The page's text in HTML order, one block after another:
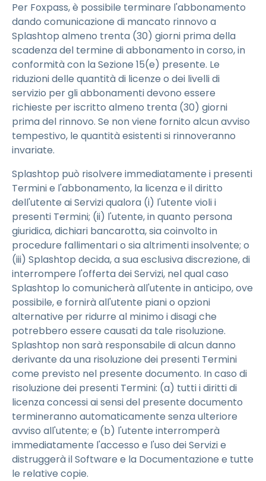
Per Foxpass, è possibile terminare l'abbonamento
dando comunicazione di mancato rinnovo a
Splashtop almeno trenta (30) giorni prima della
scadenza del termine di abbonamento in corso, in
conformità con la Sezione 15(e) presente. Le
riduzioni delle quantità di licenze o dei livelli di
servizio per gli abbonamenti devono essere
richieste per iscritto almeno trenta (30) giorni
prima del rinnovo. Se non viene fornito alcun avviso
tempestivo, le quantità esistenti si rinnoveranno
invariate.
Splashtop può risolvere immediatamente i presenti
Termini e l'abbonamento, la licenza e il diritto
dell'utente ai Servizi qualora (i) l'utente violi i
presenti Termini; (ii) l'utente, in quanto persona
giuridica, dichiari bancarotta, sia coinvolto in
procedure fallimentari o sia altrimenti insolvente; o
(iii) Splashtop decida, a sua esclusiva discrezione, di
interrompere l'offerta dei Servizi, nel qual caso
Splashtop lo comunicherà all'utente in anticipo, ove
possibile, e fornirà all'utente piani o opzioni
alternative per ridurre al minimo i disagi che
potrebbero essere causati da tale risoluzione.
Splashtop non sarà responsabile di alcun danno
derivante da una risoluzione dei presenti Termini
come previsto nel presente documento. In caso di
risoluzione dei presenti Termini: (a) tutti i diritti di
licenza concessi ai sensi del presente documento
termineranno automaticamente senza ulteriore
avviso all'utente; e (b) l'utente interromperà
immediatamente l'accesso e l'uso dei Servizi e
distruggerà il Software e la Documentazione e tutte
le relative copie.